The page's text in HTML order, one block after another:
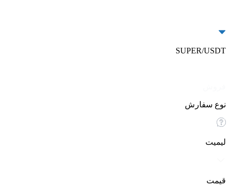
SUPER/USDT
نوع سفارش
لیمیت
قیمت